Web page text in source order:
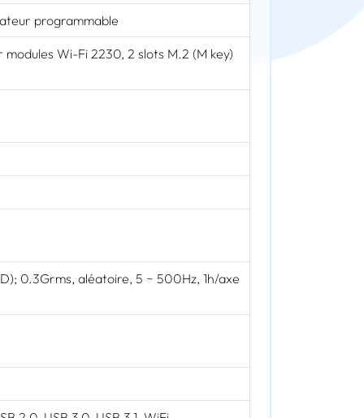
programmable
modules Wi-Fi 2230, 2 slots M.2 (M key)
0.3Grms, aléatoire, 5 ~ 500Hz, 1h/axe